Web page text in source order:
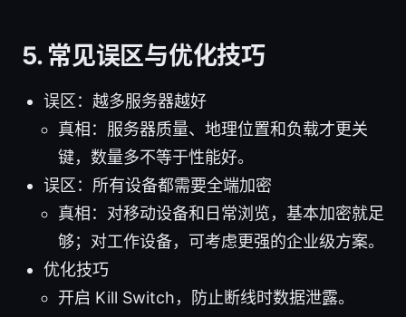
5. 常见误区与优化技巧
误区：越多服务器越好
真相：服务器质量、地理位置和负载才更关
键，数量多不等于性能好。
误区：所有设备都需要全端加密
真相：对移动设备和日常浏览，基本加密就足
够；对工作设备，可考虑更强的企业级方案。
优化技巧
开启 Kill Switch，防止断线时数据泄露。